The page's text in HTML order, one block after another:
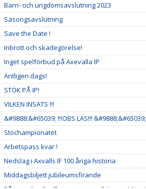
Barn- och ungdomsavslutning 2023
Säsongsavslutning
Save the Date !
Inbrott och skadegörelse!
Inget spelförbud på Axevalla IP
Äntligen dags!
STÖK PÅ IP!
VILKEN INSATS !!!
&#9888;&#65039; !!!OBS LÄS!!! &#9888;&#65039;
Stochampionatet
Arbetspass kvar !
Nedslag i Axvalls IF 100 åriga historia
Middagsbiljett jubileumsfirande